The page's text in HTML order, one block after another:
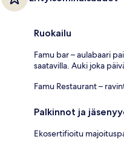
Ruokailu
Famu bar – aulabaari
saatavilla. Auki joka
Famu Restaurant –
Palkinnot ja
Ekosertifioitu